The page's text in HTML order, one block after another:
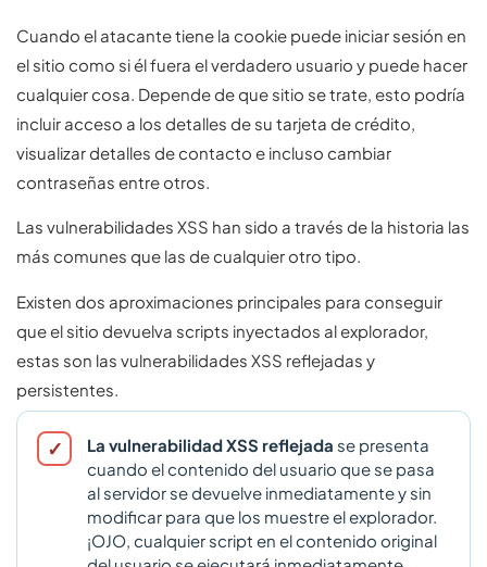
Cuando el atacante tiene la cookie puede iniciar sesión en
el sitio como si él fuera el verdadero usuario y puede hacer
cualquier cosa. Depende de que sitio se trate, esto podría
incluir acceso a los detalles de su tarjeta de crédito,
visualizar detalles de contacto e incluso cambiar
contraseñas entre otros.
Las vulnerabilidades XSS han sido a través de la historia las
más comunes que las de cualquier otro tipo.
Existen dos aproximaciones principales para conseguir
que el sitio devuelva scripts inyectados al explorador,
estas son las vulnerabilidades XSS reflejadas y
persistentes.
La vulnerabilidad XSS reflejada se presenta
cuando el contenido del usuario que se pasa
al servidor se devuelve inmediatamente y sin
modificar para que los muestre el explorador.
¡OJO, cualquier script en el contenido original